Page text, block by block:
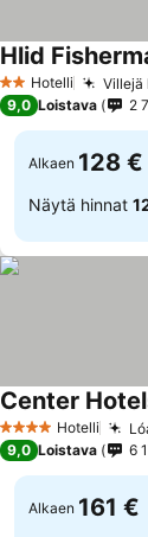
2 Tähtiluokitus
Hotelli Villejä
Hlid
9,0 Loistava 2
Alkaen 128 €
Näytä hinnat
4 Tähtiluokitus
Hotelli
Center
9,0 Loistava 6
Alkaen 161 €